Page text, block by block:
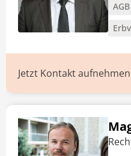
AGB
Jetzt Kontakt aufnehmen